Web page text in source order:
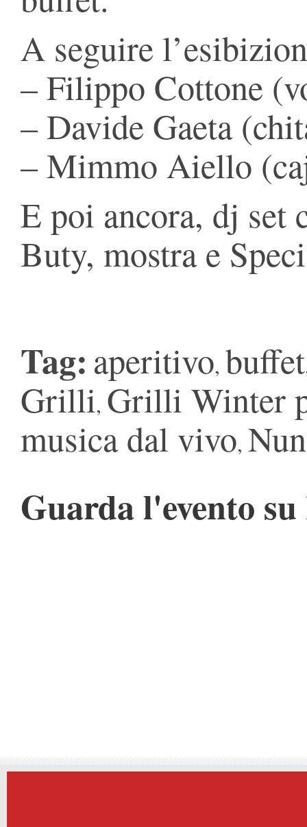
A seguire
– Filippo Cottone
– Davide Gaeta
– Mimmo Aiello
E poi ancora, dj set
Buty, mostra e
Tag: aperitivo, buffet
Grilli, Grilli Winter
musica dal vivo,
Guarda l'evento su